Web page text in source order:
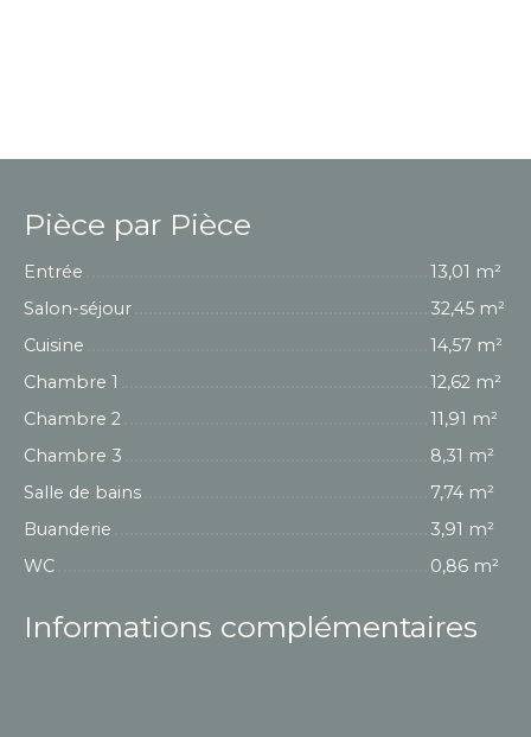
Pièce par Pièce
Entrée
13,01 m²
Salon-séjour
32,45 m²
Cuisine
14,57 m²
Chambre 1
12,62 m²
Chambre 2
11,91 m²
Chambre 3
8,31 m²
Salle de bains
7,74 m²
Buanderie
3,91 m²
WC
0,86 m²
Informations complémentaires